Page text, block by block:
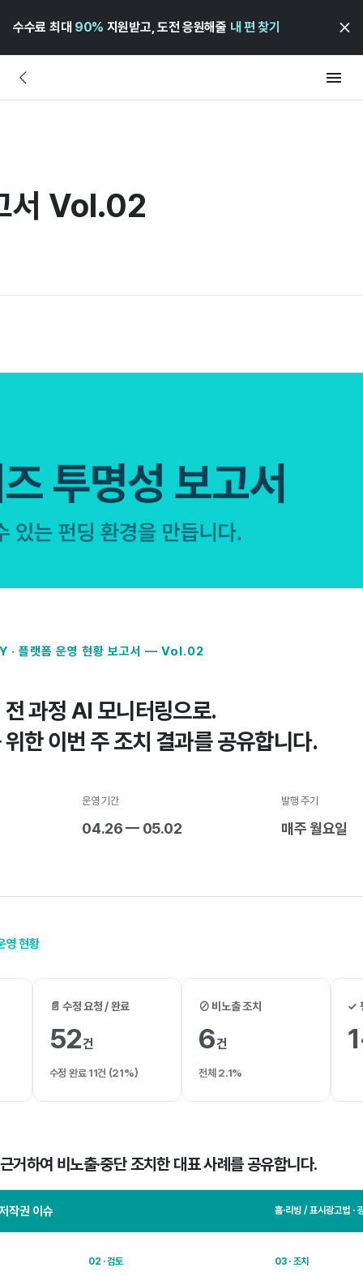
수수료 최대 90% 지원받고, 도전 응원해줄 내 편 찾기
서 Vol.02
플랫폼 운영 현황 보고서 — Vol.02
과정 AI 모니터링으로.
한 이번 주 조치 결과를 공유합니다.
운영 기간
04.26 — 05.02
발행 주기
매주 월요일
영 현황
📄 수정 요청 / 완료
52건
수정 완료 11건 (21%)
⊘ 비노출 조치
6건
전체 2.1%
✓
1
거하여 비노출·중단 조치한 대표 사례를 공유합니다.
작권 이슈 홈·리빙 / 표시광고법 ·
02 · 검토 03 · 조치